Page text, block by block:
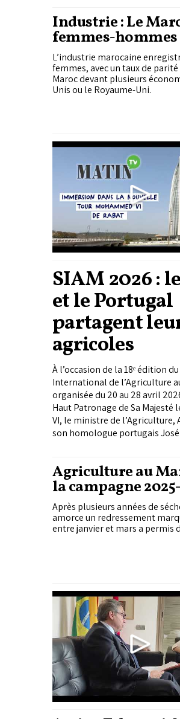
Industrie : Le
femmes-hommes
L’industrie marocaine
femmes, avec un taux de
Maroc devant plusieurs
Unis ou le Royaume-Uni.
SIAM 2026 :
et le Portugal
partagent
agricoles
À l’occasion de la 18ᵉ édition
International de l’Agriculture
organisée du 20 au 28 avril
Haut Patronage de Sa Majesté
VI, le ministre de l’Agriculture,
son homologue portugais
notamment mis en avant les
Agriculture au
la campagne
Après plusieurs années de
amorce un redressement
entre janvier et mars a permis